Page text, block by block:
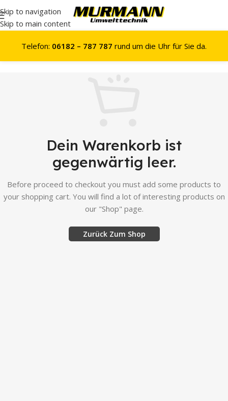
Skip to navigation
Skip to main content
Telefon: 06182 – 787 787 rund um die Uhr für Sie da.
Dein Warenkorb ist
gegenwärtig leer.
Before proceed to checkout you must add some products to
your shopping cart. You will find a lot of interesting products on
our "Shop" page.
Zurück Zum Shop